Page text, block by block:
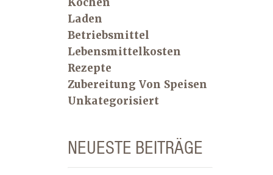
Laden
Betriebsmittel
Lebensmittelkosten
Rezepte
Zubereitung Von Speisen
Unkategorisiert
NEUESTE BEITRÄGE